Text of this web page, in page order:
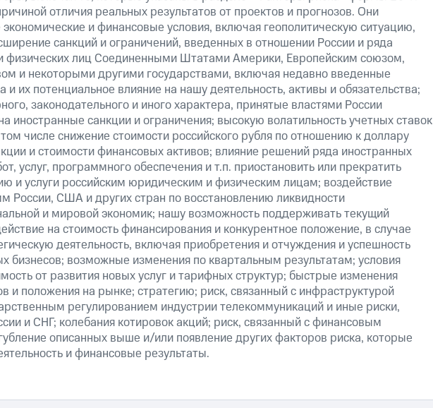
отличия реальных результатов от проектов и прогнозов. Они
и финансовые условия, включая геополитическую ситуацию,
санкций и ограничений, введенных в отношении России и ряда
физических лиц Соединенными Штатами Америки, Европейским союзом,
и некоторыми другими государствами, включая недавно введенные
их потенциальное влияние на нашу деятельность, активы и обязательства;
законодательного и иного характера, принятые властями России
иностранные санкции и ограничения; высокую волатильность учетных ставок
числе снижение стоимости российского рубля по отношению к доллару
и стоимости финансовых активов; влияние решений ряда иностранных
услуг, программного обеспечения и т.п. приостановить или прекратить
и услуги российским юридическим и физическим лицам; воздействие
России, США и других стран по восстановлению ликвидности
и мировой экономик; нашу возможность поддерживать текущий
на стоимость финансирования и конкурентное положение, в случае
деятельность, включая приобретения и отчуждения и успешность
бизнесов; возможные изменения по квартальным результатам; условия
от развития новых услуг и тарифных структур; быстрые изменения
и положения на рынке; стратегию; риск, связанный с инфраструктурой
регулированием индустрии телекоммуникаций и иные риски,
и СНГ; колебания котировок акций; риск, связанный с финансовым
описанных выше и/или появление других факторов риска, которые
и финансовые результаты.